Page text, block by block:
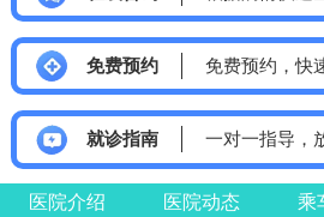
免费预约 免费预约，快
就诊指南 一对一指导，
医院介绍 医院动态 乘